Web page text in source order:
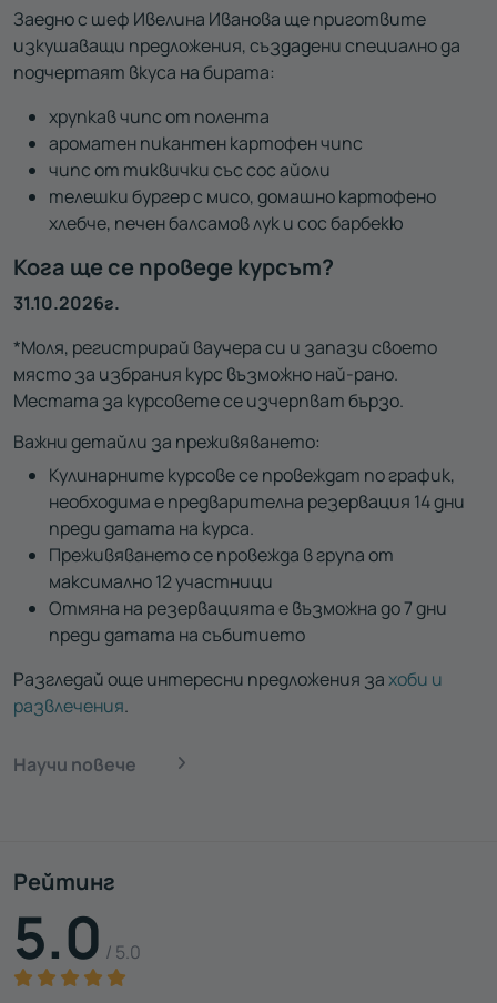
Заедно с шеф Ивелина Иванова ще приготвите
изкушаващи предложения, създадени специално да
подчертаят вкуса на бирата:
хрупкав чипс от полента
ароматен пикантен картофен чипс
чипс от тиквички със сос айоли
телешки бургер с мисо, домашно картофено
хлебче, печен балсамов лук и сос барбекю
Кога ще се проведе курсът?
31.10.2026г.
*Моля, регистрирай ваучера си и запази своето
място за избрания курс възможно най-рано.
Местата за курсовете се изчерпват бързо.
Важни детайли за преживяването:
Кулинарните курсове се провеждат по график,
необходима е предварителна резервация 14 дни
преди датата на курса.
Преживяването се провежда в група от
максимално 12 участници
Отмяна на резервацията е възможна до 7 дни
преди датата на събитието
Разгледай още интересни предложения захоби и
развлечения.
Научи повече
Рейтинг
5.0 / 5.0